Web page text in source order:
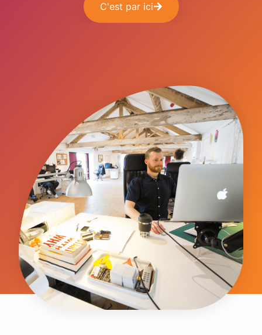
C'est par ici